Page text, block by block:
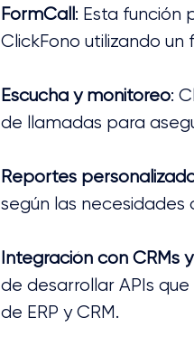
FormCall : Esta función
ClickFono utilizando
Escucha y monitoreo:
de llamadas para
Reportes
según las necesidades
Integración con CRMs
de desarrollar APIs
de ERP y CRM.